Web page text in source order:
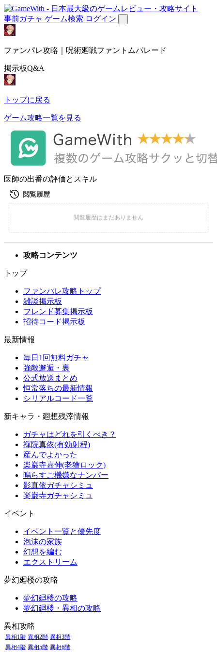
事前ガチャ ゲーム検索 ログイン
ファンパレ攻略｜呪術廻戦ファントムパレード
掲示板Q&A
トップに戻る
ゲーム攻略一覧を見る
医師の出番の評価とスキル
攻略コンテンツ
トップ
ファンパレ攻略トップ
雑談掲示板
フレンド募集掲示板
招待コード掲示板
最新情報
毎日1回無料ガチャ
強敵邂逅・裏
公式放送まとめ
恒常落ちの最新情報
シリアルコード一覧
新キャラ・廻想残滓情報
ガチャはどれを引くべき？
禪院真依(有効射程)
産んでよかった
楽巌寺嘉伸(老獪ロック)
鳴らすご機嫌なナンバー
影真依ガチャシミュ
楽巌寺ガチャシミュ
イベント
イベント一覧と優先度
泡沫の家族
幻想を編む
エクストリーム
夢幻廻楼の攻略
夢幻廻楼の攻略
夢幻廻楼・異相の攻略
異相攻略
異相1階 異相2階 異相3階
異相4階 異相5階 異相6階